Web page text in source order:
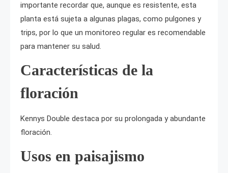
importante recordar que, aunque es resistente, esta
planta está sujeta a algunas plagas, como pulgones y
trips, por lo que un monitoreo regular es recomendable
para mantener su salud.
Características de la
floración
Kennys Double destaca por su prolongada y abundante
floración.
Usos en paisajismo